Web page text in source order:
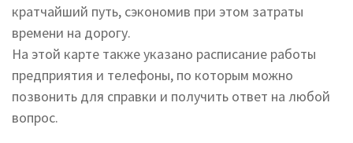
кратчайший путь, сэкономив при этом затраты
времени на дорогу.
На этой карте также указано расписание работы
предприятия и телефоны, по которым можно
позвонить для справки и получить ответ на любой
вопрос.